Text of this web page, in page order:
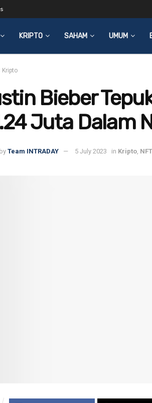
KRIPTO SAHAM UMUM
Kripto
Bieber
Juta Dalam
by Team INTRADAY 5 July 2023 in Kripto NFT